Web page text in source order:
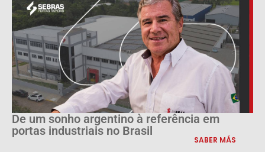
De um sonho argentino à referência em
portas industriais no Brasil
SABER MÁS